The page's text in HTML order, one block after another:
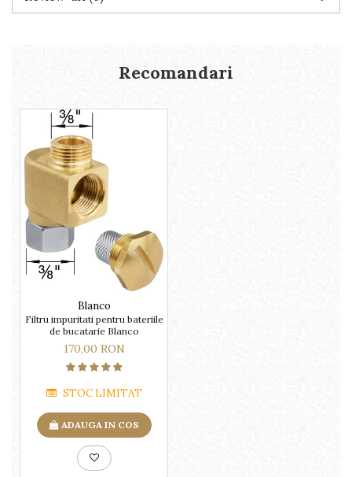
Recomandari
Blanco
Filtru impuritati pentru bateriile
de bucatarie Blanco
170,00 RON
STOC LIMITAT
ADAUGA IN COS